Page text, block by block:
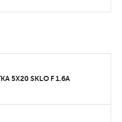
5X20 SKLO F 1.6A